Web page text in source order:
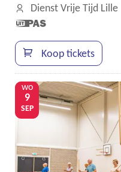
Dienst Vrije Tijd Lille
Dit is een
activiteit.Koop tickets
wo
9
SEP